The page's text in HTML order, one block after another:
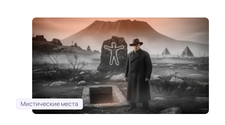
Мистические места